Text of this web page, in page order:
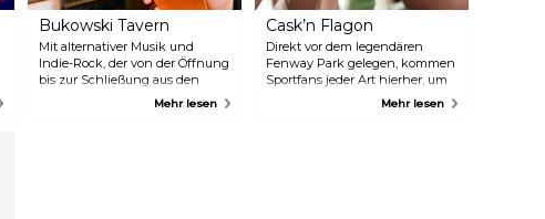
Bukowski Tavern
Mit alternativer Musik und
Indie-Rock, der von der Öffnung
bis zur Schließung aus den
Lautsprechern dröhnt, und der
Mehr lesen
Cask’n Flagon
Direkt vor dem legendären
Fenway Park gelegen, kommen
Sportfans jeder Art hierher, um
gemeinsam Bier zu trinken und
Mehr lesen